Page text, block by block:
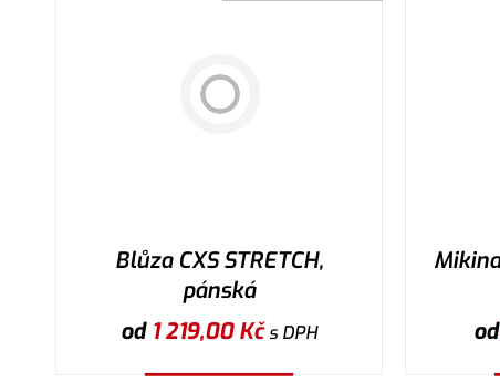
Blůza CXS STRETCH,
pánská
od 1 219,00Kčs DPH od